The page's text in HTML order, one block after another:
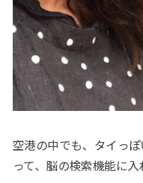
空港の中でも、タイっ
って、脳の検索機能に入